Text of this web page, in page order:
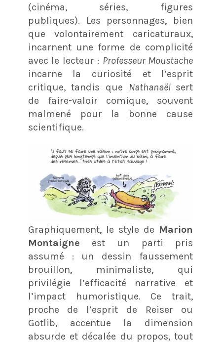
(cinéma, séries, figures
publiques). Les personnages, bien
que volontairement caricaturaux,
incarnent une forme de complicité
avec le lecteur : Professeur Moustache
incarne la curiosité et l’esprit
critique, tandis que Nathanaël sert
de faire-valoir comique, souvent
malmené pour la bonne cause
scientifique.
Graphiquement, le style de Marion
Montaigne est un parti pris
assumé : un dessin faussement
brouillon, minimaliste, qui
privilégie l’efficacité narrative et
l’impact humoristique. Ce trait,
proche de l’esprit de Reiser ou
Gotlib, accentue la dimension
absurde et décalée du propos, tout